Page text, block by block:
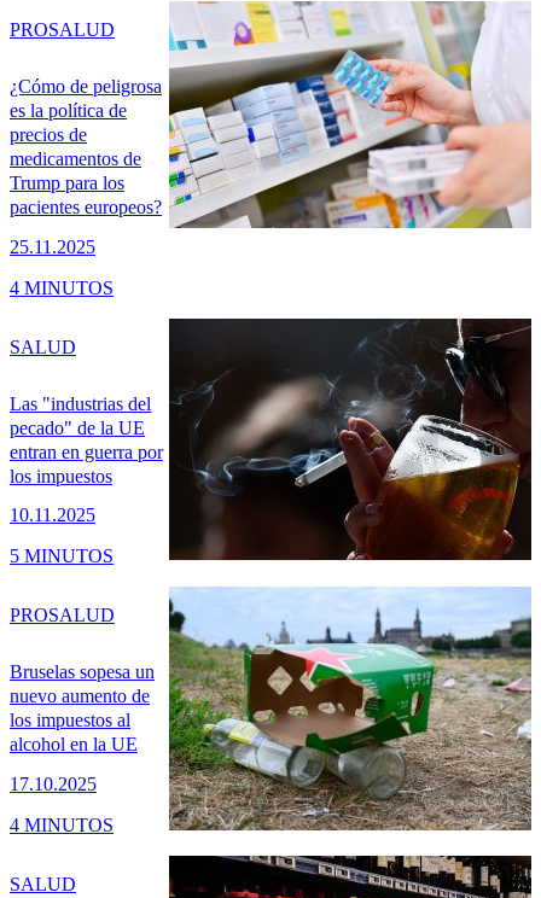
¿Cómo de peligrosa
es la política de
precios de
medicamentos de
Trump para los
pacientes europeos?
25.11.2025
PROSALUD
4 MINUTOS
Las "industrias del
pecado" de la UE
entran en guerra por
los impuestos
10.11.2025
SALUD
5 MINUTOS
Bruselas sopesa un
nuevo aumento de
los impuestos al
alcohol en la UE
17.10.2025
PROSALUD
4 MINUTOS
SALUD